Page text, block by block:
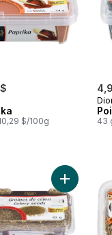
$/100g 43
moulue au panier
Ajouter